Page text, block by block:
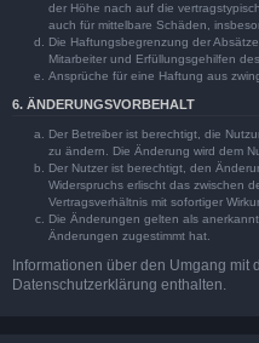
der Höhe nach auf die
auch für mittelbare Schäden,
Die Haftungsbegrenzung der
Mitarbeiter und Erfüllungsgehilfen
Ansprüche für eine Haftung aus
6. ÄNDERUNGSVORBEHALT
Der Betreiber ist berechtigt, die
zu ändern. Die Änderung wird dem
Der Nutzer ist berechtigt, den
Widerspruchs erlischt das zwischen
Vertragsverhältnis mit sofortiger
Die Änderungen gelten als
Änderungen zugestimmt hat.
Informationen über den Umgang
Datenschutzerklärung enthalten.